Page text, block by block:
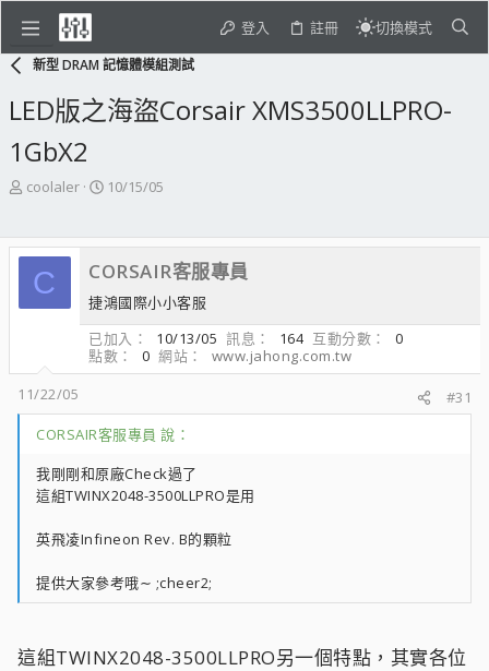
登入 註冊 切換模式
新型 DRAM 記憶體模組測試
LED版之海盜Corsair XMS3500LLPRO-
1GbX2
主
起
人
coolaler
開
期
10/15/05
C CORSAIR客服專員
捷鴻國際小小客服
已加入
10/13/05 訊息 164 互動分數
0
點數
0 網站
www.jahong.com.tw
11/22/05
#31
CORSAIR客服專員 說：
我剛剛和原廠Check過了
這組TWINX2048-3500LLPRO是用
英飛凌Infineon Rev. B的顆粒
提供大家參考哦∼ ;cheer2;
這組TWINX2048-3500LLPRO另一個特點，其實各位